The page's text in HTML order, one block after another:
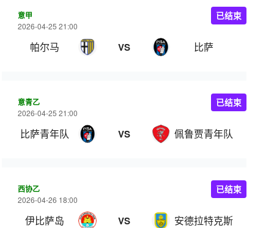
意甲
2026-04-25 21:00
帕尔马 VS 比萨
已结束
意青乙
2026-04-25 21:00
比萨青年队 VS 佩鲁贾青年队
已结束
西协乙
2026-04-26 18:00
伊比萨岛 VS 安德拉特克斯
已结束